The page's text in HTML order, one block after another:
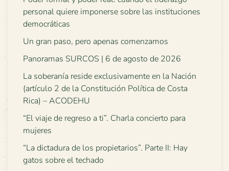
personal quiere imponerse sobre las instituciones
democráticas
Un gran paso, pero apenas comenzamos
Panoramas SURCOS | 6 de agosto de 2026
La soberanía reside exclusivamente en la Nación
(artículo 2 de la Constitución Política de Costa
Rica) – ACODEHU
“El viaje de regreso a ti”. Charla concierto para
mujeres
“La dictadura de los propietarios”. Parte II: Hay
gatos sobre el techado